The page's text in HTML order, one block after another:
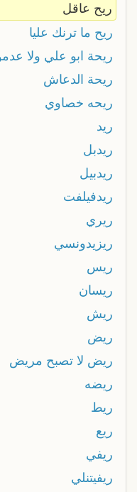
ريح عاقل
ريح ما ترنك عليا
ريحة ابو علي ولا
ريحة الدعاش
ريحه خصاوي
ريد
ريدبل
ريدبيل
ريدفيلفت
ريري
ريزيدونسي
ريس
ريسان
ريش
ريض
ريض لا تصبح مريض
ريضه
ريط
ريع
ريفي
ريفيتنلي